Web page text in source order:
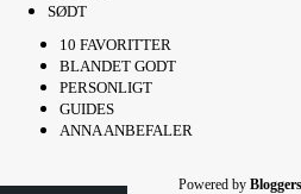
SØDT
10 FAVORITTER
BLANDET GODT
PERSONLIGT
GUIDES
ANNA ANBEFALER
Powered by